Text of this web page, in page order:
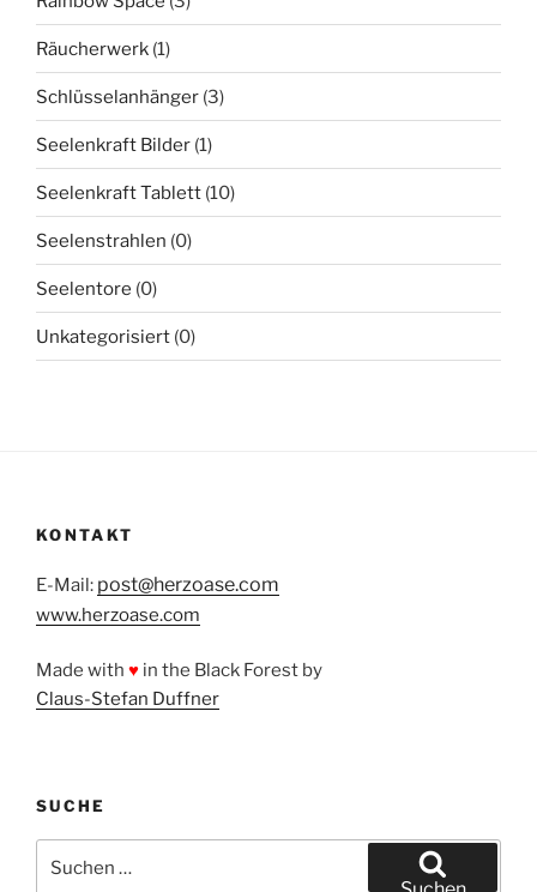
Räucherwerk (1)
Schlüsselanhänger (3)
Seelenkraft Bilder (1)
Seelenkraft Tablett (10)
Seelenstrahlen (0)
Seelentore (0)
Unkategorisiert (0)
KONTAKT
E-Mail: post@herzoase.com
www.herzoase.com
Made with ♥ in the Black Forest by
Claus-Stefan Duffner
SUCHE
nach: